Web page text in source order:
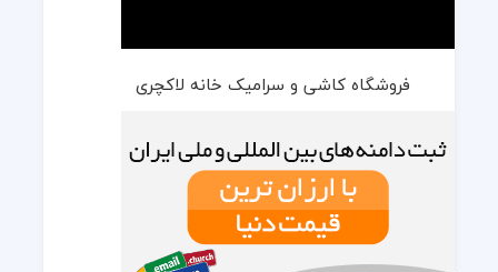
فروشگاه کاشی و سرامیک خانه لاکچری